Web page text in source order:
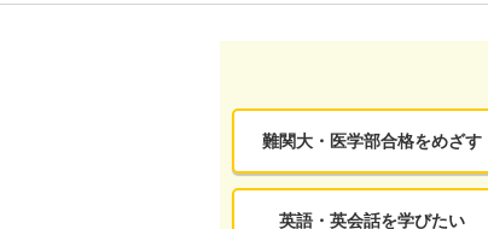
難関大・医学部合格をめざす
英語・英会話を学びたい